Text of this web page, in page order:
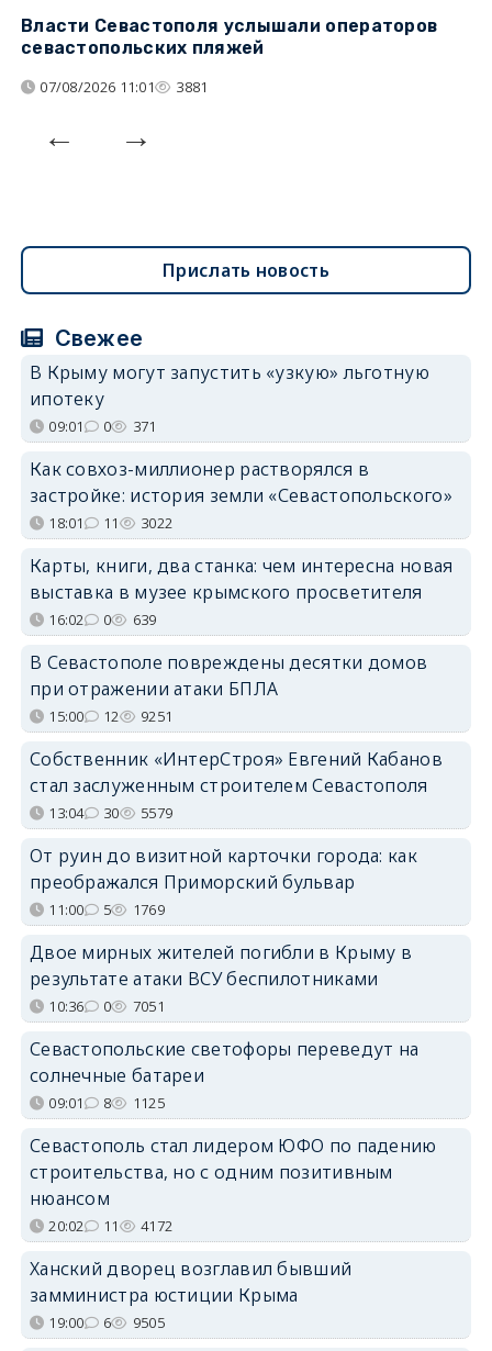
Власти Севастополя услышали операторов
севастопольских пляжей
07/08/2026 11:01 3881
Прислать новость
Свежее
В Крыму могут запустить «узкую» льготную
ипотеку
09:01 0 371
Как совхоз-миллионер растворялся в
застройке: история земли «Севастопольского»
18:01 11 3022
Карты, книги, два станка: чем интересна новая
выставка в музее крымского просветителя
16:02 0 639
В Севастополе повреждены десятки домов
при отражении атаки БПЛА
15:00 12 9251
Собственник «ИнтерСтроя» Евгений Кабанов
стал заслуженным строителем Севастополя
13:04 30 5579
От руин до визитной карточки города: как
преображался Приморский бульвар
11:00 5 1769
Двое мирных жителей погибли в Крыму в
результате атаки ВСУ беспилотниками
10:36 0 7051
Севастопольские светофоры переведут на
солнечные батареи
09:01 8 1125
Севастополь стал лидером ЮФО по падению
строительства, но с одним позитивным
нюансом
20:02 11 4172
Ханский дворец возглавил бывший
замминистра юстиции Крыма
19:00 6 9505